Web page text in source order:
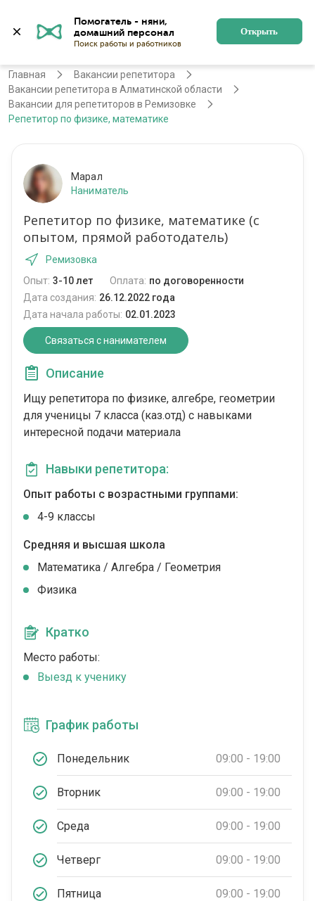
Помогатель - няни,
Поиск работы и работников
Открыть
Алматы Регистрация
Главная
Вакансии репетитора
Вакансии репетитора в Алматинской области
Вакансии для репетиторов в Ремизовке
Репетитор по физике, математике
Марал
Наниматель
Репетитор по физике, математике (с
опытом, прямой работодатель)
Ремизовка
Опыт: 3-10 лет Оплата: по договоренности
Дата создания: 26.12.2022 года
Дата начала работы: 02.01.2023
Связаться с нанимателем
Описание
Ищу репетитора по физике, алгебре, геометрии
для ученицы 7 класса (каз.отд) с навыками
интересной подачи материала
Навыки репетитора:
Опыт работы с возрастными группами:
4-9 классы
Средняя и высшая школа
Математика / Алгебра / Геометрия
Физика
Кратко
Место работы:
Выезд к ученику
График работы
Понедельник 09:00 - 19:00
Вторник 09:00 - 19:00
Среда 09:00 - 19:00
Четверг 09:00 - 19:00
Пятница 09:00 - 19:00